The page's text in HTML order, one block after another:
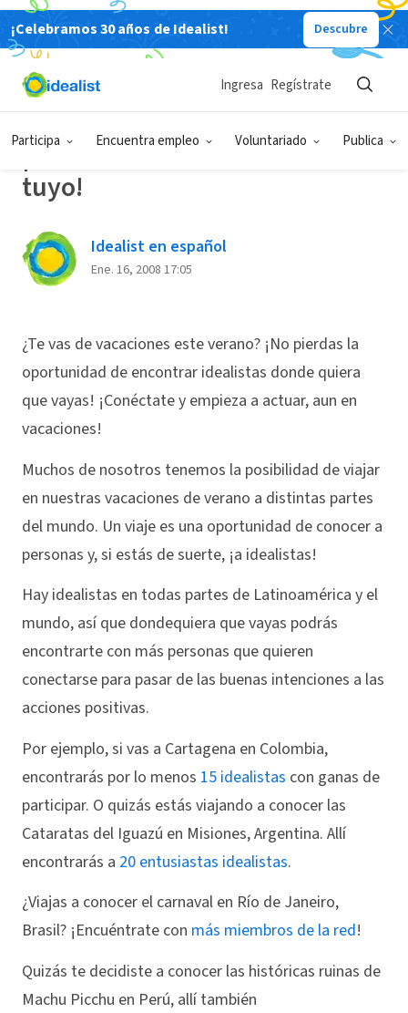
¡Celebramos 30 años de Idealist! Descubre
Participa Encuentra empleo Voluntariado Publica
Ingresa Regístrate
Back
¡Encuentra un idealista cerca
tuyo!
Idealist en español
Ene. 16, 2008 17:05
¿Te vas de vacaciones este verano? ¡No pierdas la
oportunidad de encontrar idealistas donde quiera
que vayas! ¡Conéctate y empieza a actuar, aun en
vacaciones!
Muchos de nosotros tenemos la posibilidad de viajar
en nuestras vacaciones de verano a distintas partes
del mundo. Un viaje es una oportunidad de conocer a
personas y, si estás de suerte, ¡a idealistas!
Hay idealistas en todas partes de Latinoamérica y el
mundo, así que dondequiera que vayas podrás
encontrarte con más personas que quieren
conectarse para pasar de las buenas intenciones a las
acciones positivas.
Por ejemplo, si vas a Cartagena en Colombia,
encontrarás por lo menos 15 idealistas con ganas de
participar. O quizás estás viajando a conocer las
Cataratas del Iguazú en Misiones, Argentina. Allí
encontrarás a 20 entusiastas idealistas.
¿Viajas a conocer el carnaval en Río de Janeiro,
Brasil? ¡Encuéntrate con más miembros de la red!
Quizás te decidiste a conocer las históricas ruinas de
Machu Picchu en Perú, allí también